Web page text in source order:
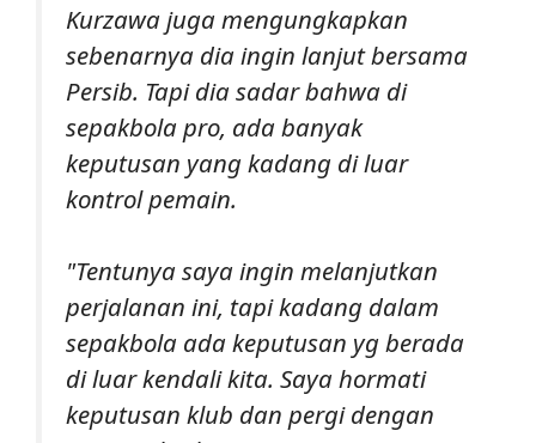
Kurzawa juga mengungkapkan
sebenarnya dia ingin lanjut bersama
Persib. Tapi dia sadar bahwa di
sepakbola pro, ada banyak
keputusan yang kadang di luar
kontrol pemain.
"Tentunya saya ingin melanjutkan
perjalanan ini, tapi kadang dalam
sepakbola ada keputusan yg berada
di luar kendali kita. Saya hormati
keputusan klub dan pergi dengan